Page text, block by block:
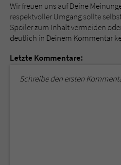
Wir freuen uns auf Deine
respektvoller Umgang sollte
Spoiler zum Inhalt vermeiden
deutlich in Deinem Kommentar
Letzte Kommentare:
Schreibe den ersten